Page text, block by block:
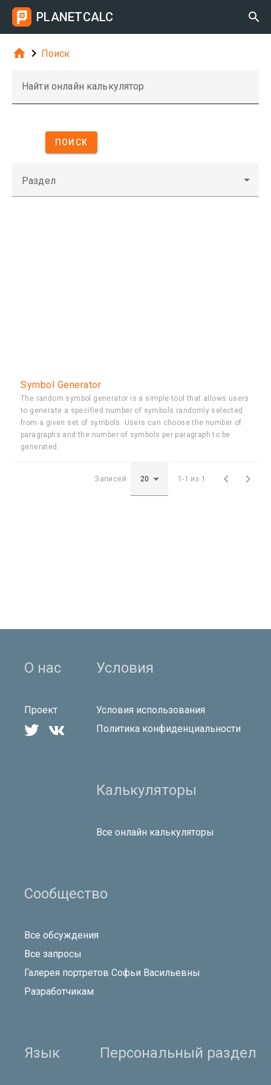
PLANETCALC 
  Поиск
Найти онлайн калькулятор
ПОИСК
Раздел
Symbol Generator
The random symbol generator is a simple tool that allows users
to generate a specified number of symbols randomly selected
from a given set of symbols. Users can choose the number of
paragraphs and the number of symbols per paragraph to be
generated.
Записей: 1-1 из 1  
О нас
Проект
 
Условия
Условия использования
Политика конфиденциальности
Калькуляторы
Все онлайн калькуляторы
Сообщество
Все обсуждения
Все запросы
Галерея портретов Софьи Васильевны
Разработчикам
Язык Персональный раздел